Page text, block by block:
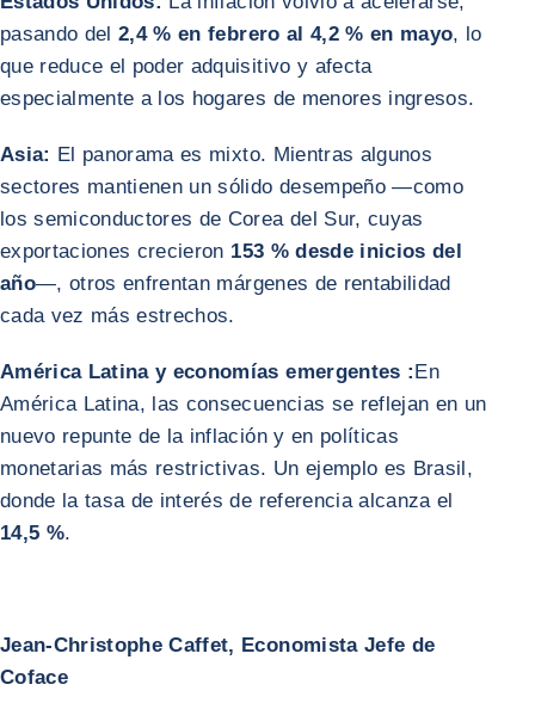
pasando del2,4 % en febrero al 4,2 % en mayo, lo
que reduce el poder adquisitivo y afecta
especialmente a los hogares de menores ingresos.
Asia: El panorama es mixto. Mientras algunos
sectores mantienen un sólido desempeño —como
los semiconductores de Corea del Sur, cuyas
exportaciones crecieron 153 % desde inicios del
año—, otros enfrentan márgenes de rentabilidad
cada vez más estrechos.
América Latina y economías emergentes :En
América Latina, las consecuencias se reflejan en un
nuevo repunte de la inflación y en políticas
monetarias más restrictivas. Un ejemplo es Brasil,
donde la tasa de interés de referencia alcanza el
14,5 %.
Jean-Christophe Caffet, Economista Jefe de
Coface